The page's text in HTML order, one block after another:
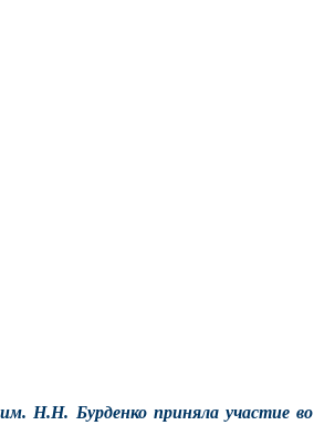
Н.Н. Бурденко приняла участие во